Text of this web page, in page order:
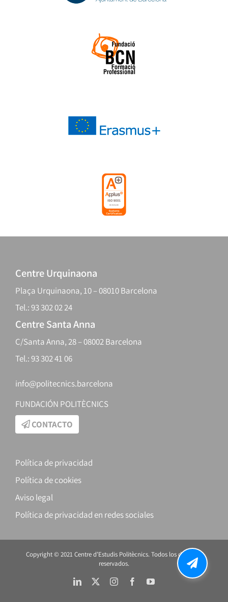
Centre Urquinaona
Plaça Urquinaona, 10 – 08010 Barcelona
Tel.: 93 302 02 24
Centre Santa Anna
C/Santa Anna, 28 – 08002 Barcelona
Tel.: 93 302 41 06
info@politecnics.barcelona
FUNDACIÓN POLITÈCNICS
CONTACTO
Política de privacidad
Política de cookies
Aviso legal
Política de privacidad en redes sociales
Copyright © 2021 Centre d’Estudis Politècnics. Todos los derechos
reservados.
LinkedIn InstagramFacebookYouTube